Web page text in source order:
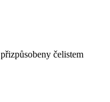
čelistem